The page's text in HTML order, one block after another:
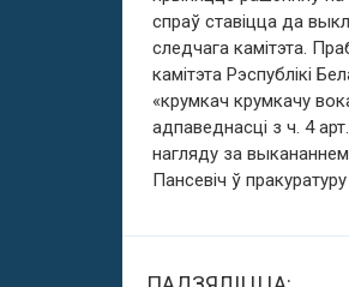
спраў ставіцца да
следчага камітэта.
камітэта Рэспублікі
«крумкач ​​крумкачу
адпаведнасці з ч. 4
нагляду за
Пансевіч ў